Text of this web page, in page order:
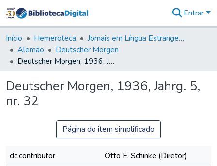
&
Coleções
Tudo na
Biblioteca
Estatísticas
Entrar
Início Hemeroteca
Jornais em Língua Estrangeira
Alemão
Deutscher Morgen
Deutscher Morgen, 1936, Jahrg. 5, nr. 32
Deutscher Morgen, 1936, Jahrg. 5,
nr. 32
Página do item simplificado
dc.contributor
Otto E. Schinke (Diretor)